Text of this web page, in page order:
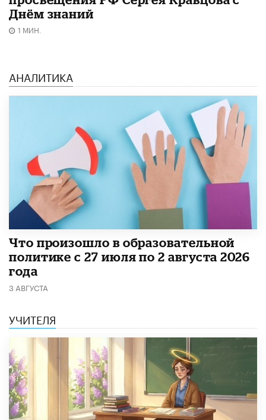
Днём знаний
1 МИН.
АНАЛИТИКА
​Что произошло в образовательной
политике с 27 июля по 2 августа 2026
года
3 АВГУСТА
УЧИТЕЛЯ